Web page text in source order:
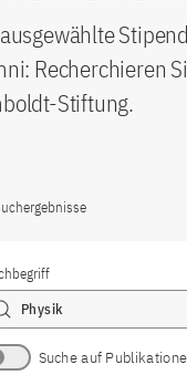
Recherchieren
Stiftung.
Suche auf